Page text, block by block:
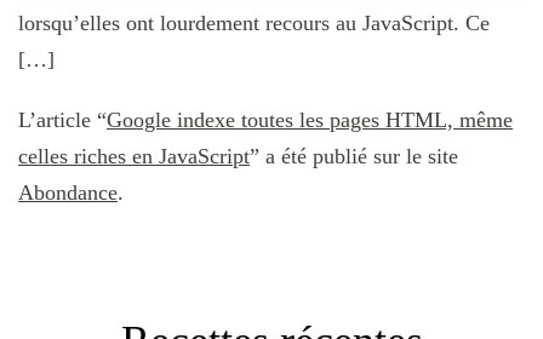
lorsqu’elles ont lourdement recours au JavaScript. Ce
[…]
L’article “Google indexe toutes les pages HTML, même
celles riches en JavaScript” a été publié sur le site
Abondance.